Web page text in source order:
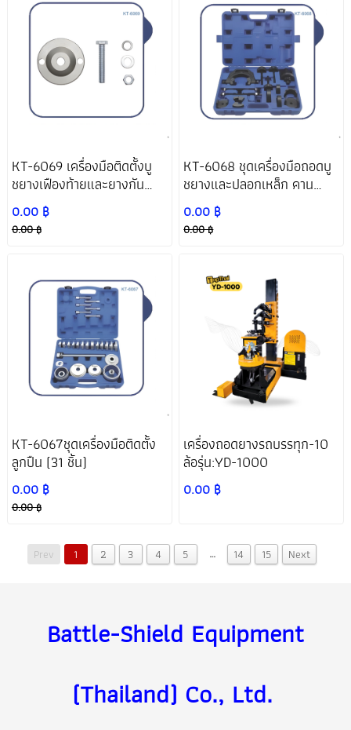
KT-6069 เครื่องมือติดตั้งบู
ชยางเฟืองท้ายและยางกัน
กระแทกคานหลัง สำหรับ
Toyota
0.00 ฿
0.00 ฿
KT-6068 ชุดเครื่องมือถอดบู
ชยางและปลอกเหล็ก คาน
หลัง/คอม้า สำหรับ Toyota
0.00 ฿
0.00 ฿
KT-6067ชุดเครื่องมือติดตั้ง
ลูกปืน (31 ชิ้น)
0.00 ฿
0.00 ฿
เครื่องถอดยางรถบรรทุก-10
ล้อรุ่น:YD-1000
0.00 ฿
Prev 1 2 3 4 5 … 14 15 Next
Battle-Shield Equipment
(Thailand) Co., Ltd. ️